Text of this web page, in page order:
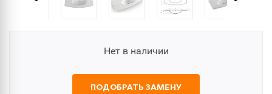
Нет в наличии
ПОДОБРАТЬ ЗАМЕНУ